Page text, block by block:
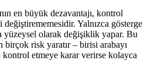
en büyük dezavantajı, kontrol
Yalnızca gösterge
yüzeysel olarak değişiklik yapar. Bu
risk yaratır – birisi arabayı
etmeye karar verirse kolayca